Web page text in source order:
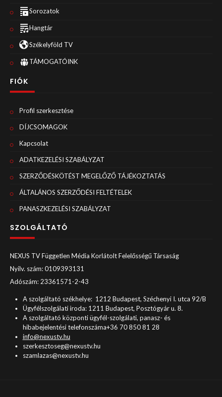
Sorozatok
Hangtár
Székelyföld TV
TÁMOGATÓINK
FIÓK
Profil szerkesztése
DÍJCSOMAGOK
Kapcsolat
ADATKEZELÉSI SZABÁLYZAT
SZERZŐDÉSKÖTÉST MEGELŐZŐ TÁJÉKOZTATÁS
ÁLTALÁNOS SZERZŐDÉSI FELTÉTELEK
PANASZKEZELÉSI SZABÁLYZAT
SZOLGÁLTATÓ
NEXUS TV Független Média Korlátolt Felelősségű Társaság
Nyilv. szám: 0109393131
Adószám: 23361571-2-43
A szolgáltató székhelye: 1212 Budapest, Széchenyi I. utca 92/B
Ügyfélszolgálati iroda: 1211 Budapest, Posztógyár u. 8.
A szolgáltató központi ügyfél-szolgálati, panasz- és
hibabejelentési telefonszáma+36 70 850 81 28
info@nexustv.hu
szerkesztoseg@nexustv.hu
szamlazas@nexustv.hu